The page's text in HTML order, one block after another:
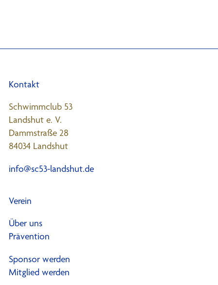
Kontakt
Schwimmclub 53
Landshut e. V.
Dammstraße 28
84034 Landshut
info@sc53-landshut.de
Verein
Über uns
Prävention
Sponsor werden
Mitglied werden